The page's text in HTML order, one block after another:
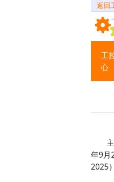
返回
工
心
主
年9月
2025）